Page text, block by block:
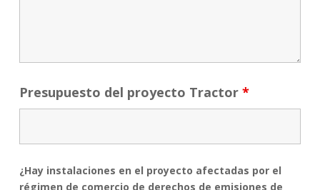
Presupuesto del proyecto Tractor*
¿Hay instalaciones en el proyecto afectadas por el
régimen de comercio de derechos de emisiones de